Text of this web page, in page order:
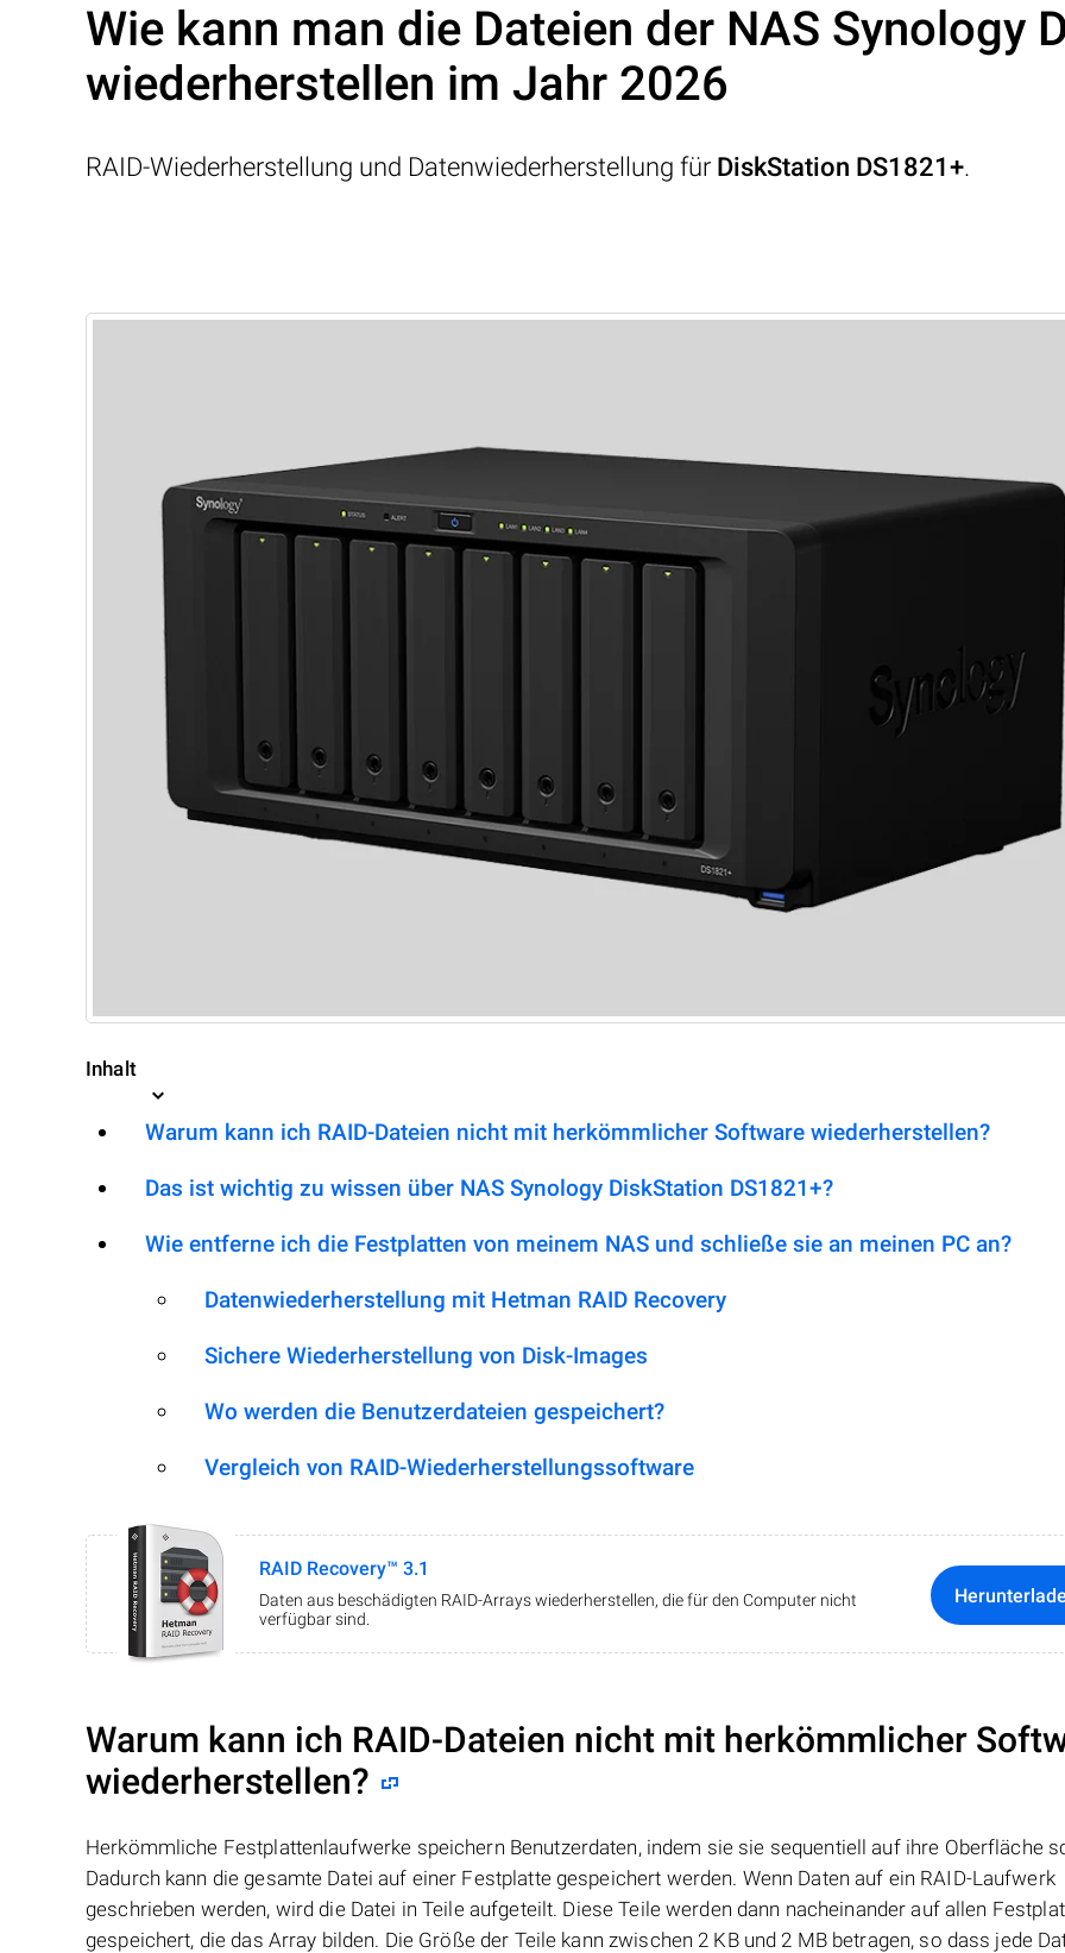
Wie kann man die Dateien der NAS Synology
wiederherstellen im Jahr 2026
RAID-Wiederherstellung und Datenwiederherstellung für DiskStation DS1821+.
Inhalt
Warum kann ich RAID-Dateien nicht mit herkömmlicher Software wiederherstellen?
Das ist wichtig zu wissen über NAS Synology DiskStation DS1821+?
Wie entferne ich die Festplatten von meinem NAS und schließe sie an meinen PC an?
Datenwiederherstellung mit Hetman RAID Recovery
Sichere Wiederherstellung von Disk-Images
Wo werden die Benutzerdateien gespeichert?
Vergleich von RAID-Wiederherstellungssoftware
RAID Recovery™ 3.1
Daten aus beschädigten RAID-Arrays wiederherstellen, die für den Computer nicht
verfügbar sind.
Warum kann ich RAID-Dateien nicht mit herkömmlicher
wiederherstellen?
Herkömmliche Festplattenlaufwerke speichern Benutzerdaten, indem sie sie sequentiell auf ihre Oberfläche
Dadurch kann die gesamte Datei auf einer Festplatte gespeichert werden. Wenn Daten auf ein RAID-Laufwerk
geschrieben werden, wird die Datei in Teile aufgeteilt. Diese Teile werden dann nacheinander auf allen
gespeichert, die das Array bilden. Die Größe der Teile kann zwischen 2 KB und 2 MB betragen, so dass jede